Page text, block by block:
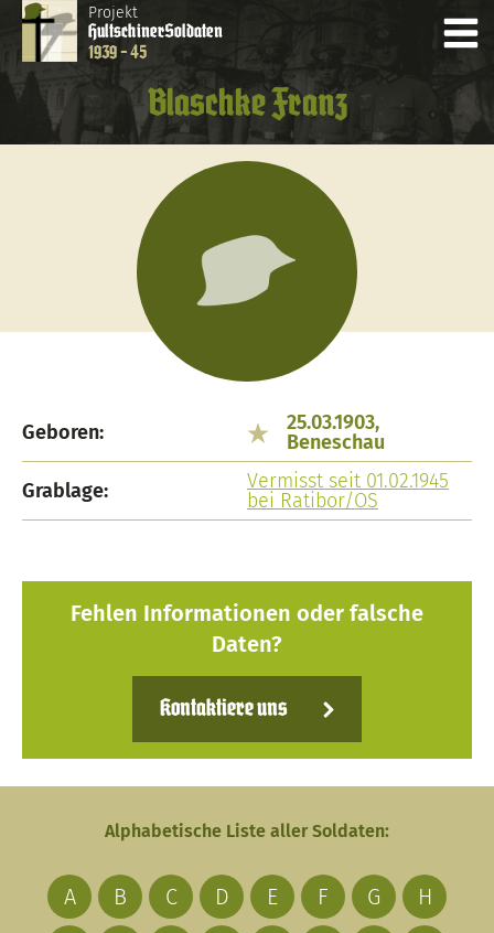
Projekt
HultschinerSoldaten
1939 - 45
Blaschke Franz
Geboren:
25.03.1903,
Beneschau
Grablage:
Vermisst seit 01.02.1945
bei Ratibor/OS
Fehlen Informationen oder falsche
Daten?
Kontaktiere uns
Alphabetische Liste aller Soldaten:
A B C D E F G
H